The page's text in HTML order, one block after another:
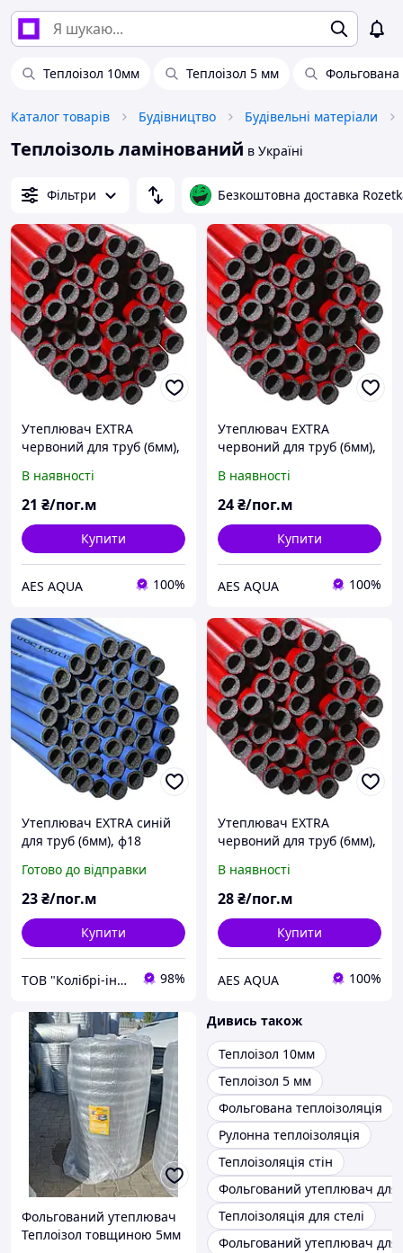
Теплоізол 10мм Теплоізол 5 мм Фольгована
Каталог товарів Будівництво Будівельні матеріали
Теплоізоль ламінований в Україні
Фільтри Безкоштовна доставка
Утеплювач EXTRA
червоний для труб (6мм),
Теплоізол
В наявності
21 ₴/пог.м
Купити
AES AQUA 100%
Утеплювач EXTRA
червоний для труб (6мм),
Теплоізол
В наявності
24₴/пог.м
Купити
AES AQUA 100%
Утеплювач EXTRA синій
для труб (6мм), ф18
(000020189)
Готово до відправки
23₴/пог.м
Купити
ТОВ "Колібрі-інвест" 98%
Утеплювач EXTRA
червоний для труб (6мм),
Теплоізол
В наявності
28₴/пог.м
Купити
AES AQUA 100%
Фольгований утеплювач
Теплоізол товщиною 5мм
Дивись також
Теплоізол 10мм
Теплоізол 5 мм
Фольгована теплоізоляція
Рулонна теплоізоляція
Теплоізоляція стін
Фольгований утеплювач для
Теплоізоляція для стелі
Фольгований утеплювач для